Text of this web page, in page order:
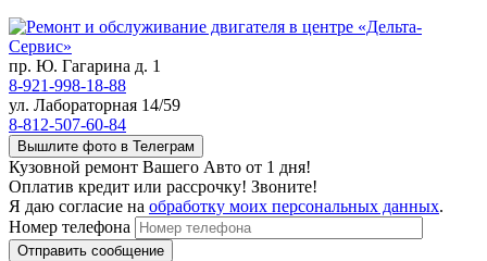
пр. Ю. Гагарина д. 1
8-921-998-18-88
ул. Лабораторная 14/59
8-812-507-60-84
Вышлите фото в Телеграм
Кузовной ремонт Вашего Авто от 1 дня!
Оплатив кредит или рассрочку! Звоните!
Я даю согласие на обработку моих персональных данных.
Номер телефона